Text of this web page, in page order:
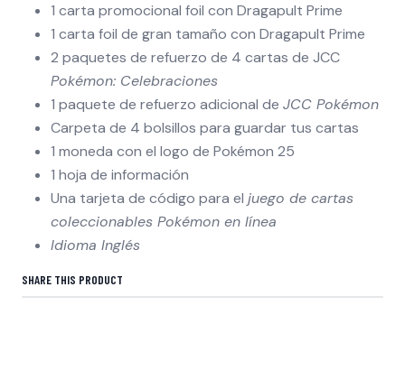
1 carta promocional foil con Dragapult Prime
1 carta foil de gran tamaño con Dragapult Prime
2 paquetes de refuerzo de 4 cartas de JCC
Pokémon: Celebraciones
1 paquete de refuerzo adicional de JCC Pokémon
Carpeta de 4 bolsillos para guardar tus cartas
1 moneda con el logo de Pokémon 25
1 hoja de información
Una tarjeta de código para el juego de cartas
coleccionables Pokémon en línea
Idioma Inglés
SHARE THIS PRODUCT